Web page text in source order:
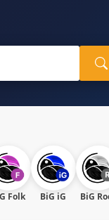
Folk BiG iG BiG